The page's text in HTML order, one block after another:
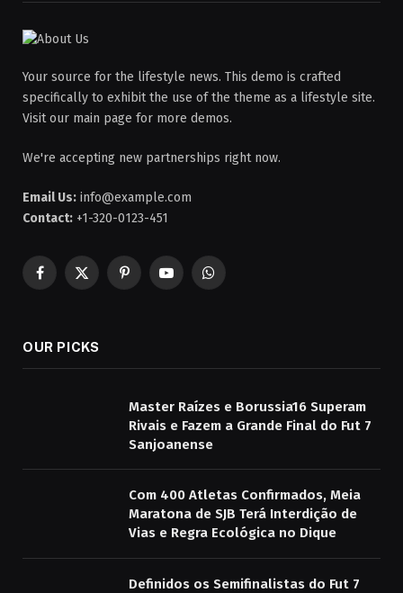
Your source for the lifestyle news. This demo is crafted
specifically to exhibit the use of the theme as a lifestyle site.
Visit our main page for more demos.
We're accepting new partnerships right now.
Email Us: info@example.com
Contact: +1-320-0123-451
Facebook
X
PinterestYouTubeWhatsApp
OUR PICKS
Master Raízes e Borussia16 Superam
Rivais e Fazem a Grande Final do Fut 7
Sanjoanense
Com 400 Atletas Confirmados, Meia
Maratona de SJB Terá Interdição de
Vias e Regra Ecológica no Dique
Definidos os Semifinalistas do Fut 7